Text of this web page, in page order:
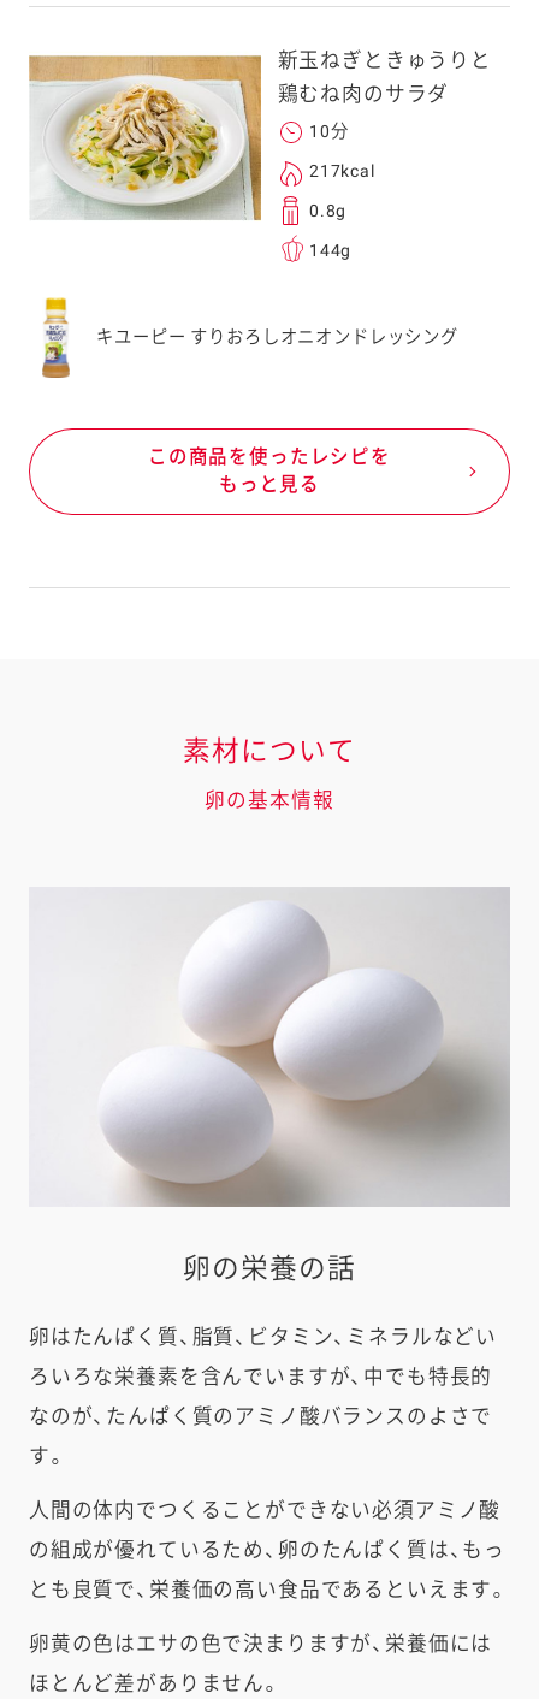
新玉ねぎときゅうりと
鶏むね肉のサラダ
10分
217kcal
0.8g
144g
キユーピー すりおろしオニオンドレッシング
この商品を使ったレシピを
もっと見る
素材について
卵の基本情報
卵の栄養の話
卵はたんぱく質、脂質、ビタミン、ミネラルなどい
ろいろな栄養素を含んでいますが、中でも特長的
なのが、たんぱく質のアミノ酸バランスのよさで
す。
人間の体内でつくることができない必須アミノ酸
の組成が優れているため、卵のたんぱく質は、もっ
とも良質で、栄養価の高い食品であるといえます。
卵黄の色はエサの色で決まりますが、栄養価には
ほとんど差がありません。